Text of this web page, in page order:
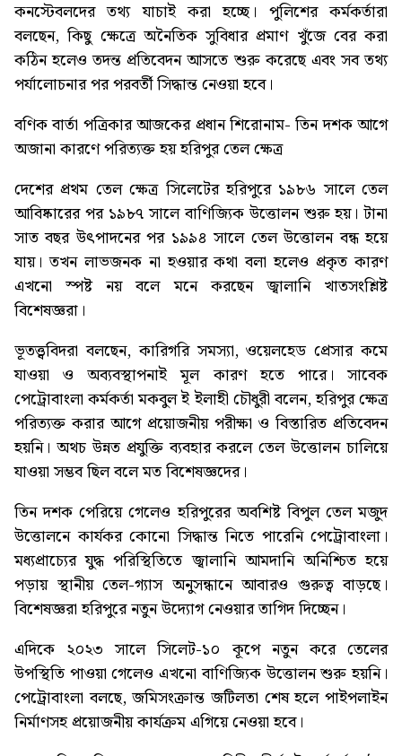
কনস্টেবলদের তথ্য যাচাই করা হচ্ছে। পুলিশের কর্মকর্তারা
বলছেন, কিছু ক্ষেত্রে অনৈতিক সুবিধার প্রমাণ খুঁজে বের করা
কঠিন হলেও তদন্ত প্রতিবেদন আসতে শুরু করেছে এবং সব তথ্য
পর্যালোচনার পর পরবর্তী সিদ্ধান্ত নেওয়া হবে।
বণিক বার্তা পত্রিকার আজকের প্রধান শিরোনাম-তিন দশক আগে
অজানা কারণে পরিত্যক্ত হয় হরিপুর তেল ক্ষেত্র
দেশের প্রথম তেল ক্ষেত্র সিলেটের হরিপুরে ১৯৮৬ সালে তেল
আবিষ্কারের পর ১৯৮৭ সালে বাণিজ্যিক উত্তোলন শুরু হয়। টানা
সাত বছর উৎপাদনের পর ১৯৯৪ সালে তেল উত্তোলন বন্ধ হয়ে
যায়। তখন লাভজনক না হওয়ার কথা বলা হলেও প্রকৃত কারণ
এখনো স্পষ্ট নয় বলে মনে করছেন জ্বালানি খাতসংশ্লিষ্ট
বিশেষজ্ঞরা।
ভূতত্ত্ববিদরা বলছেন, কারিগরি সমস্যা, ওয়েলহেড প্রেসার কমে
যাওয়া ও অব্যবস্থাপনাই মূল কারণ হতে পারে। সাবেক
পেট্রোবাংলা কর্মকর্তা মকবুল ই ইলাহী চৌধুরী বলেন, হরিপুর ক্ষেত্র
পরিত্যক্ত করার আগে প্রয়োজনীয় পরীক্ষা ও বিস্তারিত প্রতিবেদন
হয়নি। অথচ উন্নত প্রযুক্তি ব্যবহার করলে তেল উত্তোলন চালিয়ে
যাওয়া সম্ভব ছিল বলে মত বিশেষজ্ঞদের।
তিন দশক পেরিয়ে গেলেও হরিপুরের অবশিষ্ট বিপুল তেল মজুদ
উত্তোলনে কার্যকর কোনো সিদ্ধান্ত নিতে পারেনি পেট্রোবাংলা।
মধ্যপ্রাচ্যের যুদ্ধ পরিস্থিতিতে জ্বালানি আমদানি অনিশ্চিত হয়ে
পড়ায় স্থানীয় তেল-গ্যাস অনুসন্ধানে আবারও গুরুত্ব বাড়ছে।
বিশেষজ্ঞরা হরিপুরে নতুন উদ্যোগ নেওয়ার তাগিদ দিচ্ছেন।
এদিকে ২০২৩ সালে সিলেট-১০ কূপে নতুন করে তেলের
উপস্থিতি পাওয়া গেলেও এখনো বাণিজ্যিক উত্তোলন শুরু হয়নি।
পেট্রোবাংলা বলছে, জমিসংক্রান্ত জটিলতা শেষ হলে পাইপলাইন
নির্মাণসহ প্রয়োজনীয় কার্যক্রম এগিয়ে নেওয়া হবে।